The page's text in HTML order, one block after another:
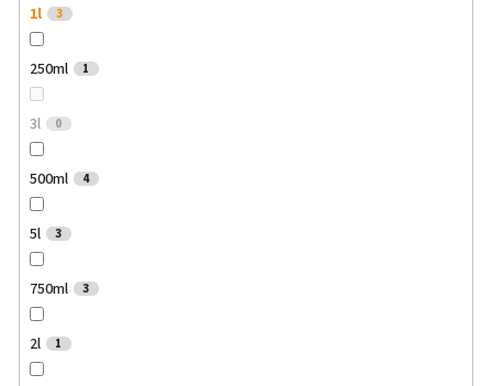
1l 3
250ml 1
3l 0
500ml 4
5l 3
750ml 3
2l 1